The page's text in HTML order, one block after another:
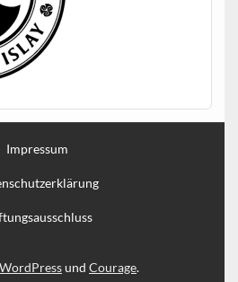
Impressum
WordPressund Courage.